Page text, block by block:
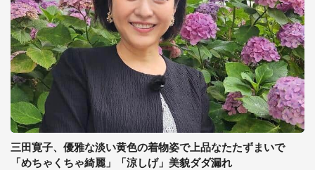
三田寛子、優雅な淡い黄色の着物姿で上品なたたずまいで
「めちゃくちゃ綺麗」「涼しげ」美貌ダダ漏れ